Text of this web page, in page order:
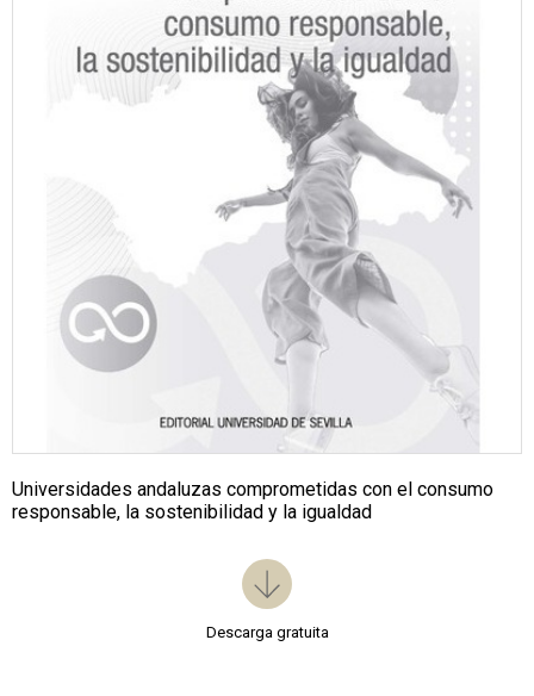
Universidades andaluzas comprometidas con el consumo
responsable, la sostenibilidad y la igualdad
Descarga gratuita